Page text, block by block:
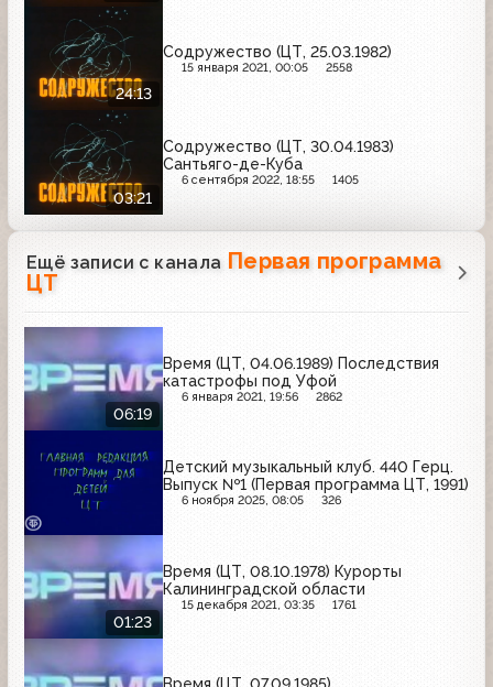
24:13
Содружество (ЦТ, 25.03.1982)
15 января 2021, 00:05 2558
03:21
Содружество (ЦТ, 30.04.1983)
Сантьяго-де-Куба
6 сентября 2022, 18:55 1405
Ещё записи с канала Первая программа
ЦТ
06:19
Время (ЦТ, 04.06.1989) Последствия
катастрофы под Уфой
6 января 2021, 19:56 2862
Детский музыкальный клуб. 440 Герц.
Выпуск №1 (Первая программа ЦТ, 1991)
6 ноября 2025, 08:05 326
01:23
Время (ЦТ, 08.10.1978) Курорты
Калининградской области
15 декабря 2021, 03:35 1761